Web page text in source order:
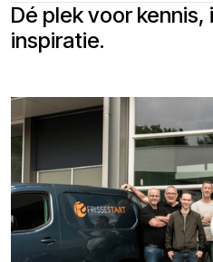
Dé plek voor kennis,
inspiratie.